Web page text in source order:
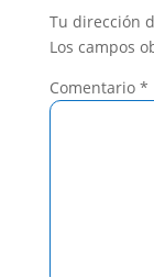
Tu dirección
Los campos
Comentario *